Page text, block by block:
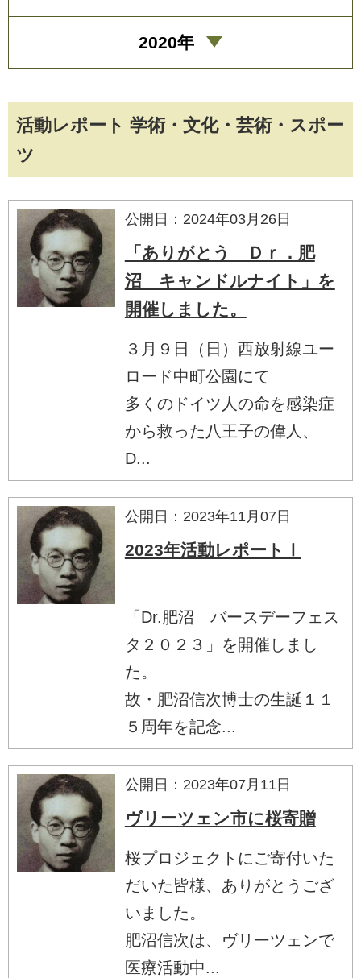
活動レポート 学術・文化・芸術・スポー
ツ
公開日：2024年03月26日
「ありがとう Ｄｒ．肥
沼 キャンドルナイト」を
開催しました。
３月９日（日）西放射線ユー
ロード中町公園にて
多くのドイツ人の命を感染症
から救った八王子の偉人、
D...
公開日：2023年11月07日
2023年活動レポートⅠ
「Dr.肥沼 バースデーフェス
タ２０２３」を開催しまし
た。
故・肥沼信次博士の生誕１１
５周年を記念...
公開日：2023年07月11日
ヴリーツェン市に桜寄贈
桜プロジェクトにご寄付いた
だいた皆様、ありがとうござ
いました。
肥沼信次は、ヴリーツェンで
医療活動中...
2020年